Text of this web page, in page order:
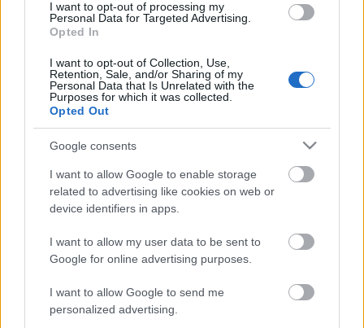
I want to opt-out of processing my
Personal Data for Targeted Advertising.
Opted In
I want to opt-out of Collection, Use,
Retention, Sale, and/or Sharing of my
Personal Data that Is Unrelated with the
Purposes for which it was collected.
Opted Out
Google consents
I want to allow Google to enable storage
related to advertising like cookies on web or
device identifiers in apps.
I want to allow my user data to be sent to
Google for online advertising purposes.
I want to allow Google to send me
personalized advertising.
Ajánlott bejegyzések:
Zigmund Pálffy kettőt lőtt Munrónak
Az NHL megtette újabb javaslatát
Kiütéses dunaújvárosi vereség